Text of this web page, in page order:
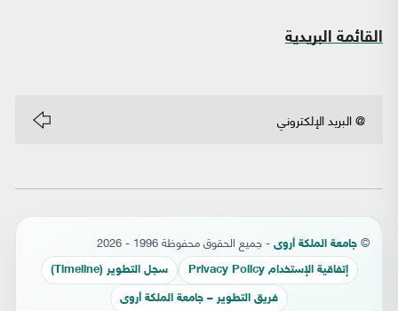
القائمة البريدية
© جامعة الملكة أروى - جميع الحقوق محفوظة 1996 - 2026
إتفاقية الإستخدام Privacy Policy سجل التطوير (Timeline)
فريق التطوير – جامعة الملكة أروى